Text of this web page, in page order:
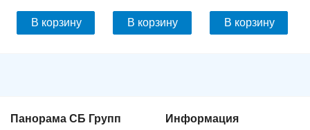
В корзину В корзину В корзину
Панорама СБ Групп Информация